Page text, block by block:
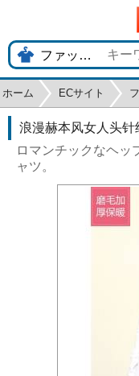
ホーム ECサイト
浪漫赫本风女人头针
ロマンチックなヘッ
ャツ。